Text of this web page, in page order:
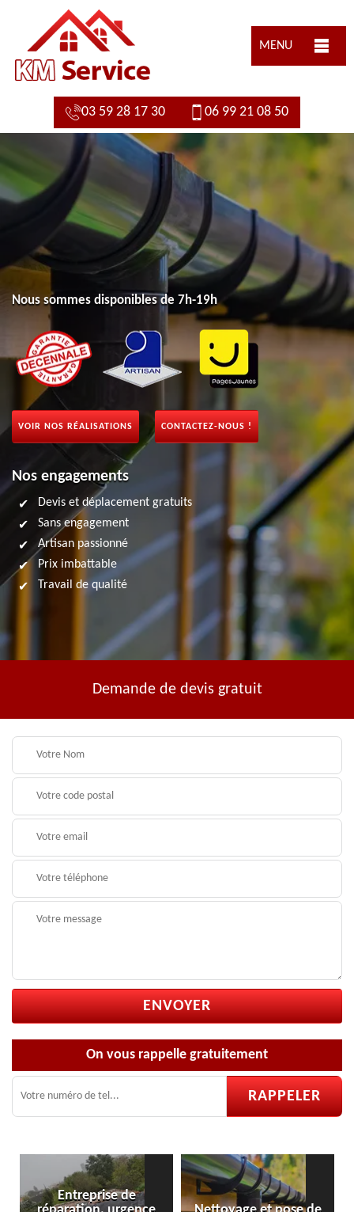
MENU
03 59 28 17 30 06 99 21 08 50
Nous sommes disponibles de 7h-19h
VOIR NOS RÉALISATIONS CONTACTEZ-NOUS !
Nos engagements
Devis et déplacement gratuits
Sans engagement
Artisan passionné
Prix imbattable
Travail de qualité
Demande de devis gratuit
On vous rappelle gratuitement
Entreprise de